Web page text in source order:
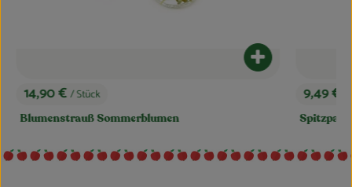
, Preis:
9,49 €/ kg
Spitzpaprika grün
Produkt zum
, Preis:
3,99 €
Zucchini